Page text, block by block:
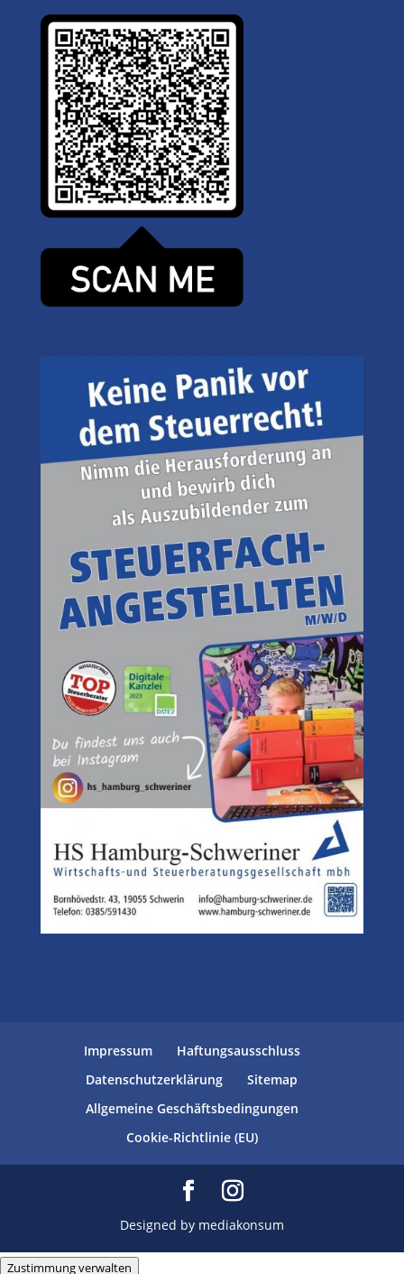
Impressum
Haftungsausschluss
Datenschutzerklärung
Sitemap
Allgemeine Geschäftsbedingungen
Cookie-Richtlinie (EU)
Designed by mediakonsum
Zustimmung verwalten